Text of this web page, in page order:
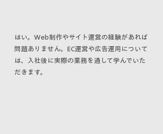
​はい。Web制作やサイト運営の経験があれば
問題ありません。EC運営や広告運用について
は、入社後に実際の業務を通して学んでいた
だきます。